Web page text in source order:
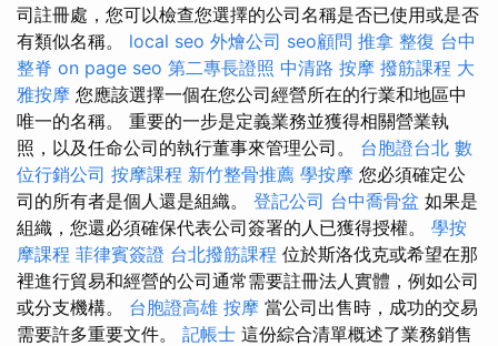
司註冊處，您可以檢查您選擇的公司名稱是否已使用或是否
有類似名稱。 local seo 外燴公司 seo顧問 推拿 整復 台中
整脊 on page seo 第二專長證照 中清路 按摩 撥筋課程 大
雅按摩 您應該選擇一個在您公司經營所在的行業和地區中
唯一的名稱。 重要的一步是定義業務並獲得相關營業執
照，以及任命公司的執行董事來管理公司。 台胞證台北 數
位行銷公司 按摩課程 新竹整骨推薦 學按摩 您必須確定公
司的所有者是個人還是組織。 登記公司 台中喬骨盆 如果是
組織，您還必須確保代表公司簽署的人已獲得授權。 學按
摩課程 菲律賓簽證 台北撥筋課程 位於斯洛伐克或希望在那
裡進行貿易和經營的公司通常需要註冊法人實體，例如公司
或分支機構。 台胞證高雄 按摩 當公司出售時，成功的交易
需要許多重要文件。 記帳士 這份綜合清單概述了業務銷售